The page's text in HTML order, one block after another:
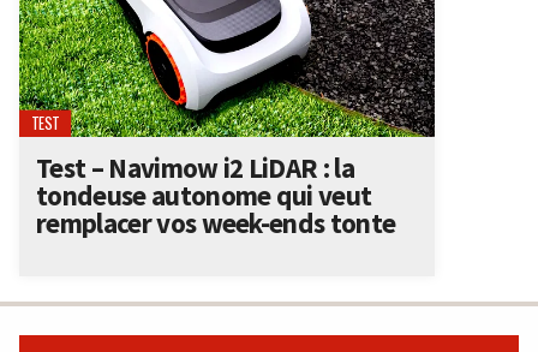
TEST
Test – Navimow i2 LiDAR : la
tondeuse autonome qui veut
remplacer vos week-ends tonte